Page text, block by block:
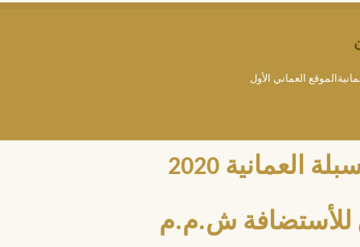
العماني الأول
2020
للأستضافة ش.م.م